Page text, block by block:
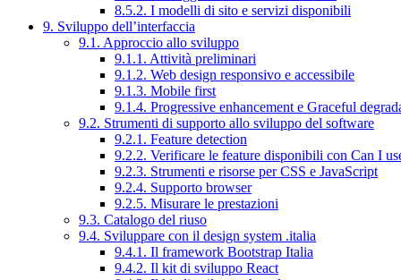
8.5.2. I modelli di sito e servizi disponibili
9. Sviluppo dell’interfaccia
9.1. Approccio allo sviluppo
9.1.1. Attività preliminari
9.1.2. Web design responsivo e accessibile
9.1.3. Mobile first
9.1.4. Progressive enhancement e Graceful
9.2. Strumenti di supporto allo sviluppo del software
9.2.1. Feature detection
9.2.2. Verificare le feature disponibili con Can I
9.2.3. Strumenti e risorse per CSS e JavaScript
9.2.4. Supporto browser
9.2.5. Misurare le prestazioni
9.3. Catalogo del riuso
9.4. Sviluppare con il design system .italia
9.4.1. Il framework Bootstrap Italia
9.4.2. Il kit di sviluppo React